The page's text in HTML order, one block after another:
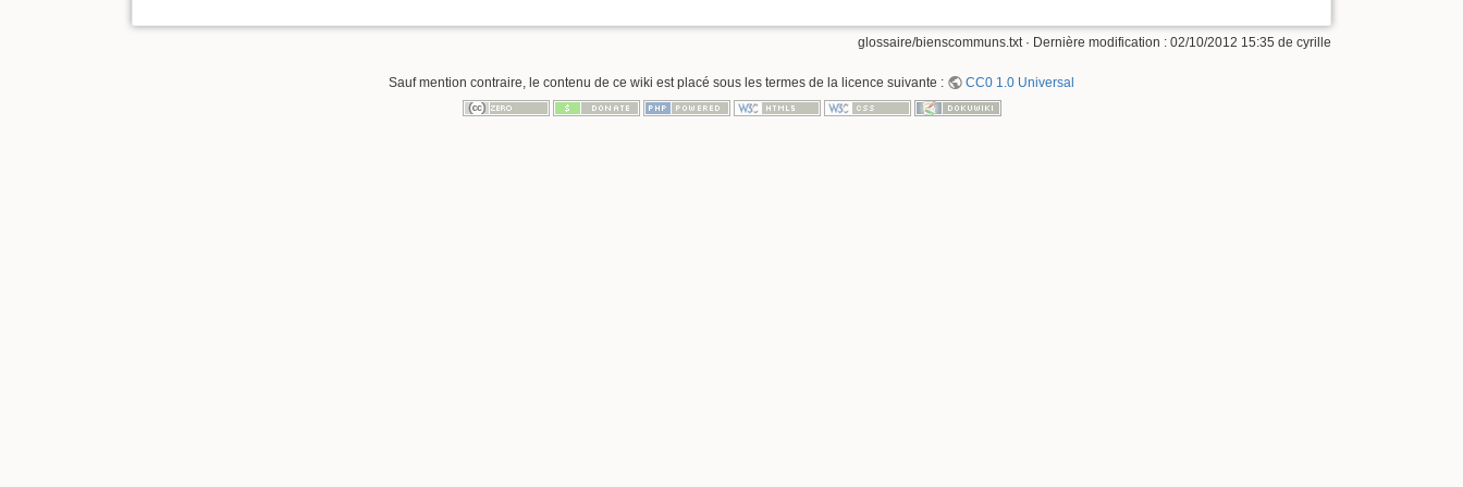
glossaire/bienscommuns.txt· Dernière modification : 02/10/2012 15:35 de cyrille
Sauf mention contraire, le contenu de ce wiki est placé sous les termes de la licence suivante : CC0 1.0 Universal